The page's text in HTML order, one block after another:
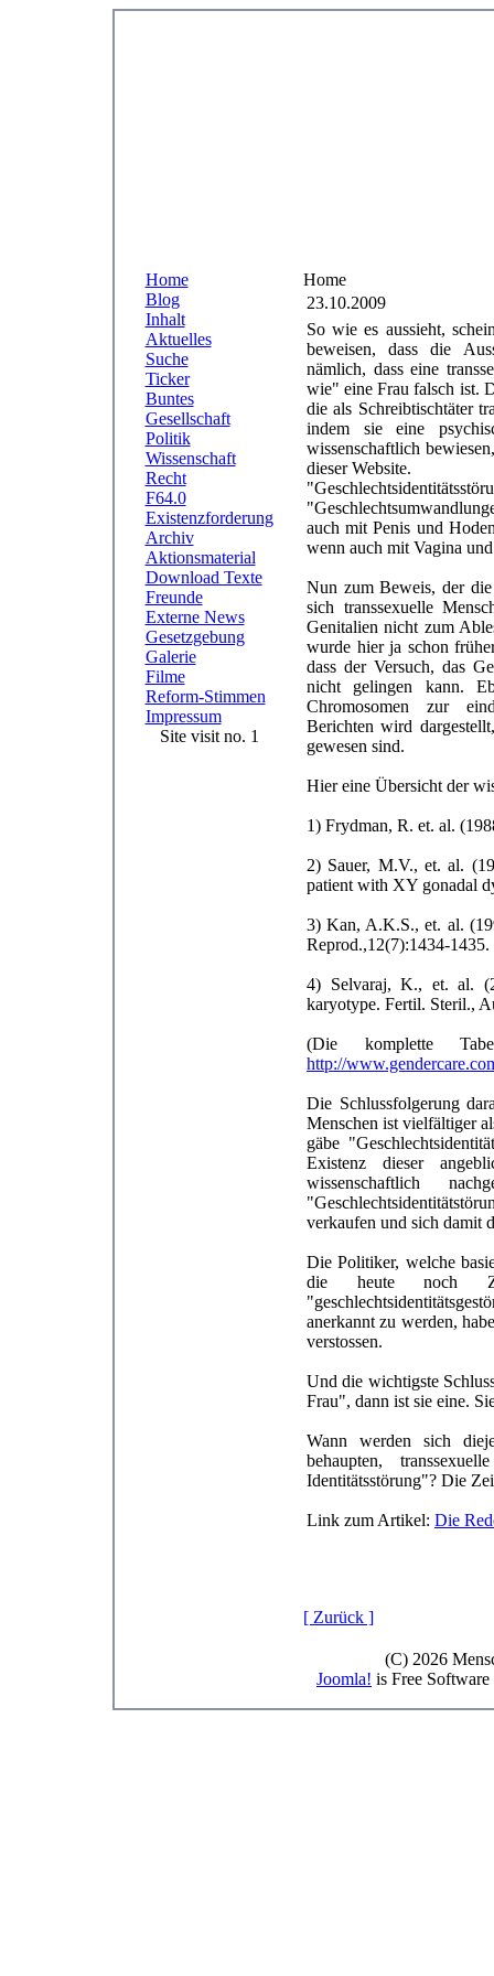
Home
Blog
Inhalt
Aktuelles
Suche
Ticker
Buntes
Gesellschaft
Politik
Wissenschaft
Recht
F64.0
Existenzforderung
Archiv
Aktionsmaterial
Download Texte
Freunde
Externe News
Gesetzgebung
Galerie
Filme
Reform-Stimmen
Impressum
Site visit no. 1
Home
23.10.2009
So wie es aussieht,
beweisen, dass die
nämlich, dass eine
wie" eine Frau falsch ist.
die als Schreibtischtäter
indem sie eine
wissenschaftlich
dieser Website.
auch mit Penis und
wenn auch mit Vagina
Nun zum Beweis, der
sich transsexuelle
Genitalien nicht zum
wurde hier ja schon
dass der Versuch, das
nicht gelingen kann.
Chromosomen zur
Berichten wird
gewesen sind.
Hier eine Übersicht der
1) Frydman, R. et. al.
2) Sauer, M.V., et. al.
patient with XY gonadal
3) Kan, A.K.S., et. al.
Reprod.,12(7):1434-1435.
4) Selvaraj, K., et. al.
karyotype. Fertil. Steril.,
(Die komplette
http://
Die Schlussfolgerung
Menschen ist vielfältiger
gäbe
Existenz dieser
wissenschaftlich
verkaufen und sich damit
Die Politiker, welche
die heute noch
anerkannt zu werden,
verstossen.
Und die wichtigste
Frau", dann ist sie eine.
Wann werden sich
behaupten,
Identitätsstörung"? Die
Link zum Artikel: Die
[ Zurück ]
(C) 2026
Joomla! is Free